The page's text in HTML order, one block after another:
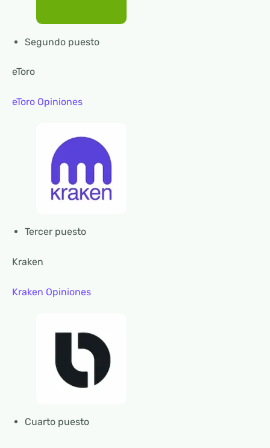
Segundo puesto
eToro
eToro Opiniones
Tercer puesto
Kraken
Kraken Opiniones
Cuarto puesto